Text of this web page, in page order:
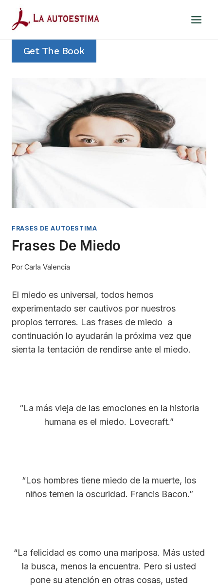
Saltar
contenido
Get The Book
FRASES DE AUTOESTIMA
Frases De Miedo
PorCarla Valencia
El miedo es universal, todos hemos
experimentado ser cautivos por nuestros
propios terrores. Las frases de miedo a
continuación lo ayudarán la próxima vez que
sienta la tentación de rendirse ante el miedo.
“La más vieja de las emociones en la historia
humana es el miedo. Lovecraft.”
“Los hombres tiene miedo de la muerte, los
niños temen la oscuridad. Francis Bacon.”
“La felicidad es como una mariposa. Más usted
la busca, menos la encuentra. Pero si usted
pone su atención en otras cosas, usted